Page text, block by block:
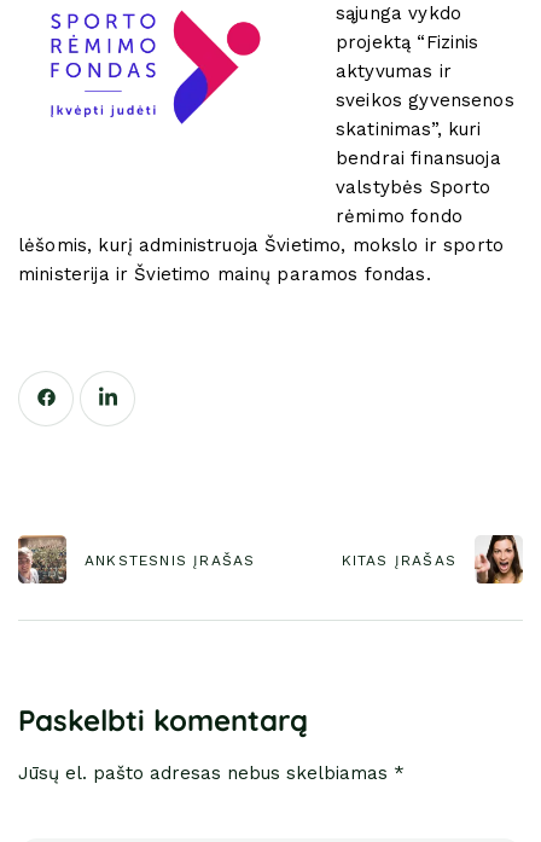
sąjunga vykdo
projektą “Fizinis
aktyvumas ir
sveikos gyvensenos
skatinimas”, kuri
bendrai finansuoja
valstybės Sporto
rėmimo fondo
lėšomis, kurį administruoja Švietimo, mokslo ir sporto
ministerija ir Švietimo mainų paramos fondas.
ANKSTESNIS ĮRAŠAS KITAS ĮRAŠAS
Paskelbti komentarą
Jūsų el. pašto adresas nebus skelbiamas *